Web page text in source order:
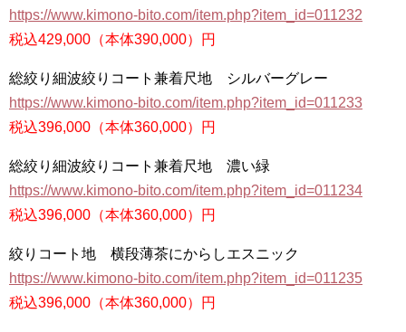
https://www.kimono-bito.com/item.php?item_id=011232
税込429,000（本体390,000）円
総絞り細波絞りコート兼着尺地 シルバーグレー
https://www.kimono-bito.com/item.php?item_id=011233
税込396,000（本体360,000）円
総絞り細波絞りコート兼着尺地 濃い緑
https://www.kimono-bito.com/item.php?item_id=011234
税込396,000（本体360,000）円
絞りコート地 横段薄茶にからしエスニック
https://www.kimono-bito.com/item.php?item_id=011235
税込396,000（本体360,000）円